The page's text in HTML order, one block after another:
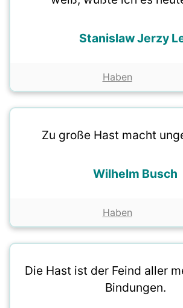
Stanislaw Jerzy
Haben
Zu große Hast macht
Wilhelm Busch
Haben
Die Hast ist der Feind aller
Bindungen.